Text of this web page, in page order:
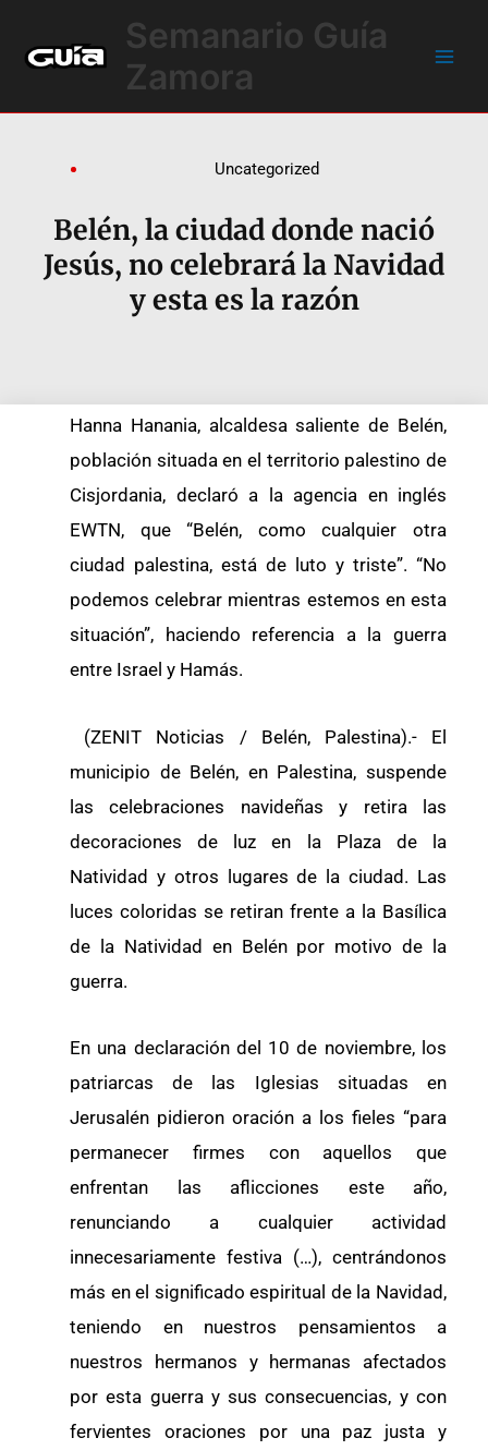
contenido
Semanario Guía
Zamora
Uncategorized
Belén, la ciudad donde nació
Jesús, no celebrará la Navidad
y esta es la razón
Hanna Hanania, alcaldesa saliente de Belén,
población situada en el territorio palestino de
Cisjordania, declaró a la agencia en inglés
EWTN, que “Belén, como cualquier otra
ciudad palestina, está de luto y triste”. “No
podemos celebrar mientras estemos en esta
situación”, haciendo referencia a la guerra
entre Israel y Hamás.
(ZENIT Noticias / Belén, Palestina).- El
municipio de Belén, en Palestina, suspende
las celebraciones navideñas y retira las
decoraciones de luz en la Plaza de la
Natividad y otros lugares de la ciudad. Las
luces coloridas se retiran frente a la Basílica
de la Natividad en Belén por motivo de la
guerra.
En una declaración del 10 de noviembre, los
patriarcas de las Iglesias situadas en
Jerusalén pidieron oración a los fieles “para
permanecer firmes con aquellos que
enfrentan las aflicciones este año,
renunciando a cualquier actividad
innecesariamente festiva (…), centrándonos
más en el significado espiritual de la Navidad,
teniendo en nuestros pensamientos a
nuestros hermanos y hermanas afectados
por esta guerra y sus consecuencias, y con
fervientes oraciones por una paz justa y